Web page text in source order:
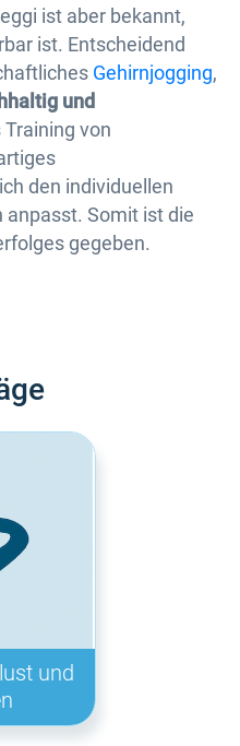
ist aber bekannt,
ist. Entscheidend
Gehirnjogging,
und
Training von
den individuellen
anpasst. Somit ist die
gegeben.
und